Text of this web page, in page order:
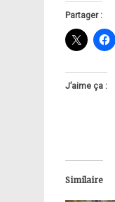
Partager :
J’aime ça :
Similaire